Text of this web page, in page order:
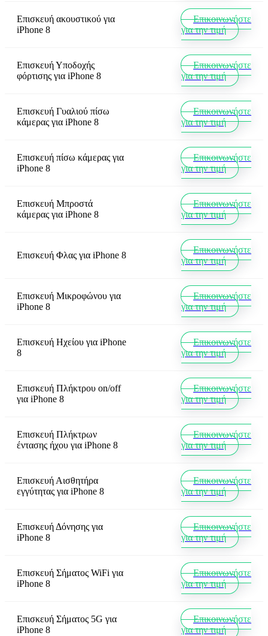
Επισκευή ακουστικού για
iPhone 8
Επικοινωνήστε
για την τιμή
Επισκευή Υποδοχής
φόρτισης για iPhone 8
Επικοινωνήστε
για την τιμή
Επισκευή Γυαλιού πίσω
κάμερας για iPhone 8
Επικοινωνήστε
για την τιμή
Επισκευή πίσω κάμερας για
iPhone 8
Επικοινωνήστε
για την τιμή
Επισκευή Μπροστά
κάμερας για iPhone 8
Επικοινωνήστε
για την τιμή
Επισκευή Φλας για iPhone 8
Επικοινωνήστε
για την τιμή
Επισκευή Μικροφώνου για
iPhone 8
Επικοινωνήστε
για την τιμή
Επισκευή Ηχείου για iPhone
8
Επικοινωνήστε
για την τιμή
Επισκευή Πλήκτρου on/off
για iPhone 8
Επικοινωνήστε
για την τιμή
Επισκευή Πλήκτρων
έντασης ήχου για iPhone 8
Επικοινωνήστε
για την τιμή
Επισκευή Αισθητήρα
εγγύτητας για iPhone 8
Επικοινωνήστε
για την τιμή
Επισκευή Δόνησης για
iPhone 8
Επικοινωνήστε
για την τιμή
Επισκευή Σήματος WiFi για
iPhone 8
Επικοινωνήστε
για την τιμή
Επισκευή Σήματος 5G για
iPhone 8
Επικοινωνήστε
για την τιμή